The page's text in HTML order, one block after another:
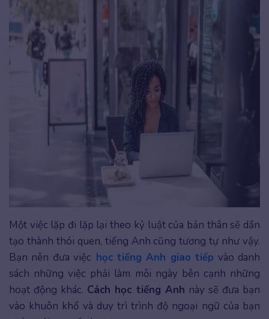
Một việc lặp đi lặp lại theo kỷ luật của bản thân sẽ dần
tạo thành thói quen, tiếng Anh cũng tương tự như vậy.
Bạn nên đưa việc học tiếng Anh giao tiếp vào danh
sách những việc phải làm mỗi ngày bên cạnh những
hoạt động khác. Cách học tiếng Anh này sẽ đưa bạn
vào khuôn khổ và duy trì trình độ ngoại ngữ của bạn